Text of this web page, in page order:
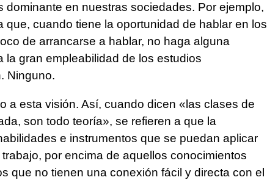
dominante en nuestras sociedades. Por ejemplo,
que, cuando tiene la oportunidad de hablar en los
de arrancarse a hablar, no haga alguna
la gran empleabilidad de los estudios
Ninguno.
a esta visión. Así, cuando dicen «las clases de
son todo teoría», se refieren a que la
e instrumentos que se puedan aplicar
por encima de aquellos conocimientos
que no tienen una conexión fácil y directa con el